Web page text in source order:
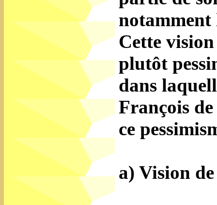
notamment
Cette
plutôt
dans
François
ce
a) Vision